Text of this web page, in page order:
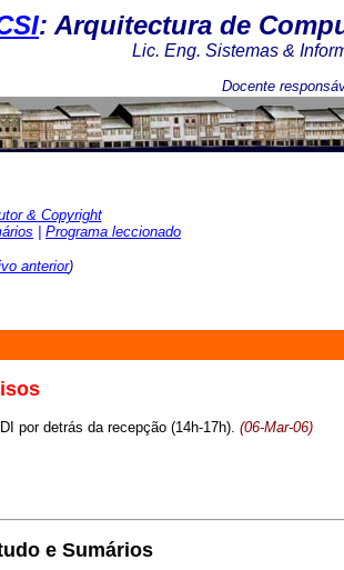
: Arquitectura de
Lic. Eng. Sistemas &
Docente
& Copyright
Programa leccionado
anterior)
por detrás da recepção (14h-17h). (06-Mar-06)
e Sumários